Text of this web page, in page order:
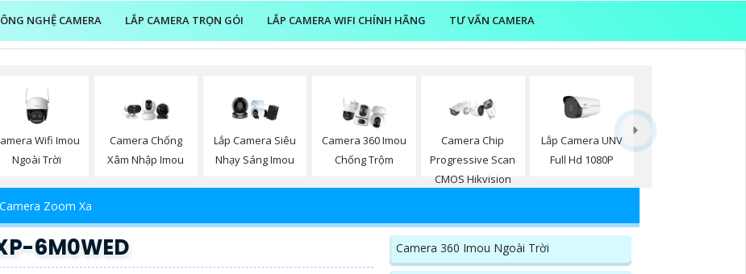
NGHỆ CAMERA LẮP CAMERA TRỌN GÓI LẮP CAMERA WIFI CHÍNH HÃNG TƯ VẤN CAMERA
Wifi Imou
Ngoài Trời
Camera Chống
Xâm Nhập Imou
Lắp Camera Siêu
Nhạy Sáng Imou
Camera 360 Imou
Chống Trộm
Camera Chip
Progressive Scan
CMOS Hikvision
Lắp Camera UNV
Full Hd 1080P
Camera Zoom Xa
6M0WED Camera 360 Imou Ngoài Trời